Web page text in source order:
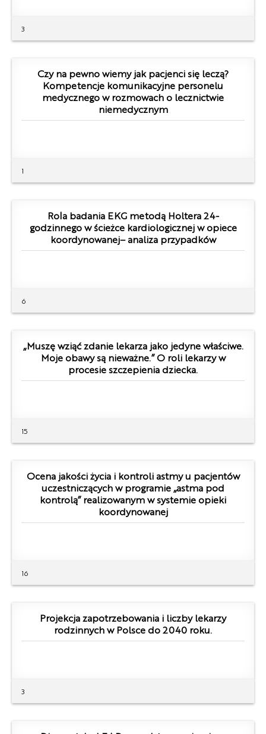
3
Czy na pewno wiemy jak pacjenci się leczą?
Kompetencje komunikacyjne personelu
medycznego w rozmowach o lecznictwie
niemedycznym
1
Rola badania EKG metodą Holtera 24-
godzinnego w ścieżce kardiologicznej w opiece
koordynowanej– analiza przypadków
6
„Muszę wziąć zdanie lekarza jako jedyne właściwe.
Moje obawy są nieważne.” O roli lekarzy w
procesie szczepienia dziecka.
15
Ocena jakości życia i kontroli astmy u pacjentów
uczestniczących w programie „astma pod
kontrolą” realizowanym w systemie opieki
koordynowanej
16
Projekcja zapotrzebowania i liczby lekarzy
rodzinnych w Polsce do 2040 roku.
3